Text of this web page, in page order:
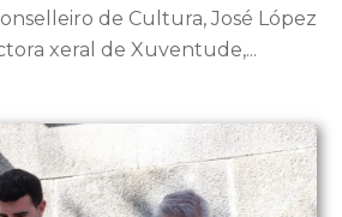
de Cultura, José López
xeral de Xuventude,...